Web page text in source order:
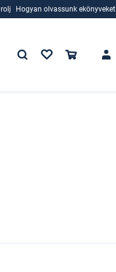
Hogyan olvassunk ekönyveket